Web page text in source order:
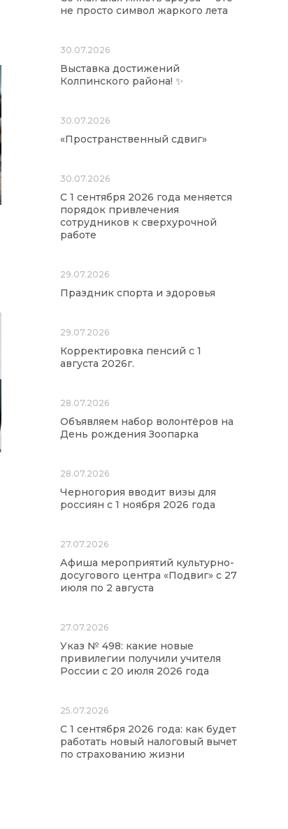
не просто символ жаркого лета
30.07.2026
Выставка достижений
Колпинского района! ✨
30.07.2026
«Пространственный сдвиг»
30.07.2026
С 1 сентября 2026 года меняется
порядок привлечения
сотрудников к сверхурочной
работе
29.07.2026
Праздник спорта и здоровья
29.07.2026
Корректировка пенсий с 1
августа 2026г.
28.07.2026
Объявляем набор волонтёров на
День рождения Зоопарка
28.07.2026
Черногория вводит визы для
россиян с 1 ноября 2026 года
27.07.2026
Афиша мероприятий культурно-
досугового центра «Подвиг» с 27
июля по 2 августа
27.07.2026
Указ № 498: какие новые
привилегии получили учителя
России с 20 июля 2026 года
25.07.2026
С 1 сентября 2026 года: как будет
работать новый налоговый вычет
по страхованию жизни